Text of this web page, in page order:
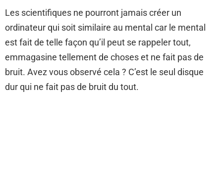
Les scientifiques ne pourront jamais créer un
ordinateur qui soit similaire au mental car le mental
est fait de telle façon qu’il peut se rappeler tout,
emmagasine tellement de choses et ne fait pas de
bruit. Avez vous observé cela ? C’est le seul disque
dur qui ne fait pas de bruit du tout.